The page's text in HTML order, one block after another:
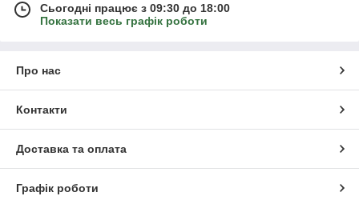
Сьогодні працює з 09:30 до 18:00
Показати весь графік роботи
Про нас
Контакти
Доставка та оплата
Графік роботи